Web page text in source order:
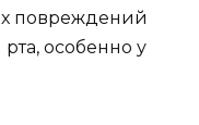
повреждений
особенно у